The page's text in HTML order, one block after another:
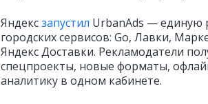
Яндексзапустил UrbanAds — единую
городских сервисов: Go, Лавки,
Яндекс Доставки. Рекламодатели
спецпроекты, новые форматы,
аналитику в одном кабинете.